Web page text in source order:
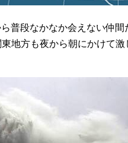
普段なかなか会えない仲
地方も夜から朝にかけて